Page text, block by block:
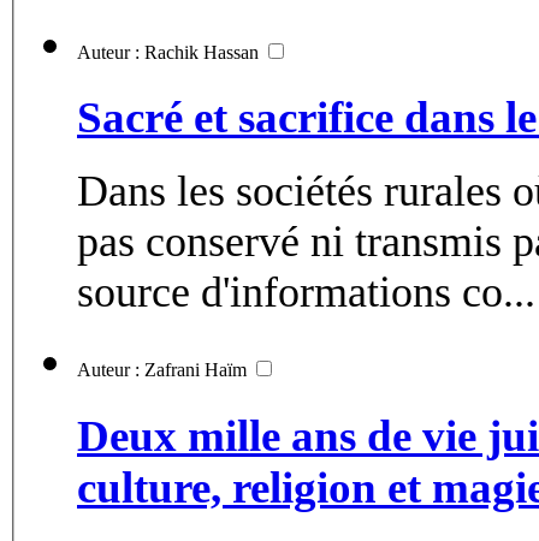
Auteur : Rachik Hassan
Sacré et sacrifice dans
Dans les sociétés rurales
pas conservé ni transmis
source d'informations co...
Auteur : Zafrani Haïm
Deux mille ans de vie
culture, religion et